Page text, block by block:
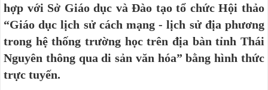
hợp với Sở Giáo dục và Đào tạo tổ chức Hội thảo
“Giáo dục lịch sử cách mạng - lịch sử địa phương
trong hệ thống trường học trên địa bàn tỉnh Thái
Nguyên thông qua di sản văn hóa” bằng hình thức
trực tuyến.